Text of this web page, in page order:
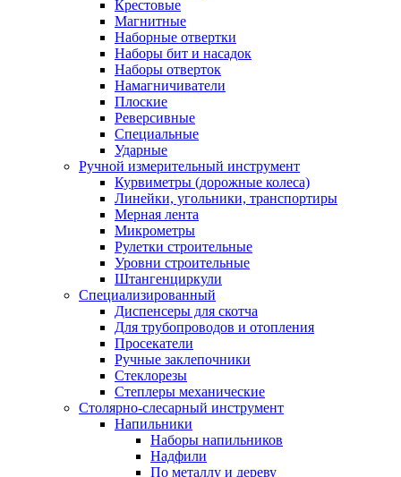
Крестовые
Магнитные
Наборные отвертки
Наборы бит и насадок
Наборы отверток
Намагничиватели
Плоские
Реверсивные
Специальные
Ударные
Ручной измерительный инструмент
Курвиметры (дорожные колеса)
Линейки, угольники, транспортиры
Мерная лента
Микрометры
Рулетки строительные
Уровни строительные
Штангенциркули
Специализированный
Диспенсеры для скотча
Для трубопроводов и отопления
Просекатели
Ручные заклепочники
Стеклорезы
Степлеры механические
Столярно-слесарный инструмент
Напильники
Наборы напильников
Надфили
По металлу и дереву